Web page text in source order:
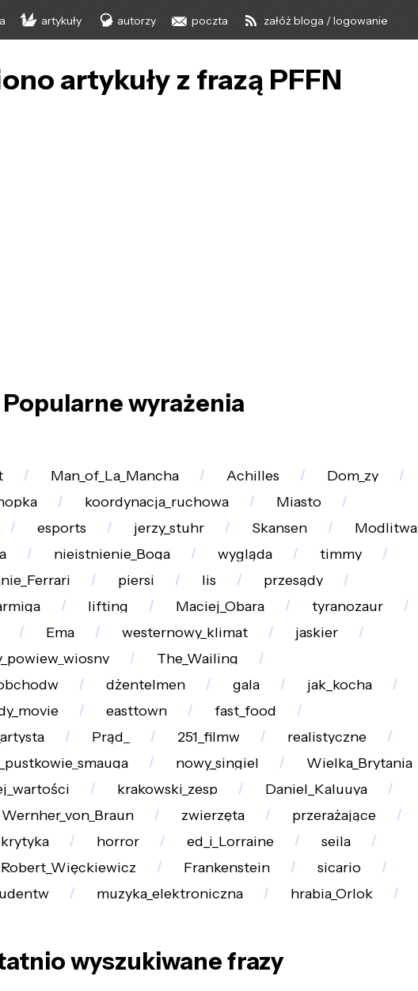
artykuły autorzy poczta załóż bloga / logowanie
artykuły z frazą PFFN
Popularne wyrażenia
Man_of_La_Mancha Achilles
Dom_zy
koordynacja_ruchowa
Miasto
esports jerzy_stuhr Skansen
Modlitwa
nieistnienie_Boga wygląda
timmy
piersi lis
przesądy
lifting Maciej_Obara
tyranozaur
Ema westernowy_klimat
jaskier
The_Wailing
dżentelmen gala
jak_kocha
easttown
fast_food
Prąd_ 251_filmw
realistyczne
nowy_singiel
Wielka_Brytania
krakowski_zesp
Daniel_Kaluuya
Wernher_von_Braun zwierzęta
przerażające
krytyka horror ed_i_Lorraine
seila
Robert_Więckiewicz Frankenstein
sicario
muzyka_elektroniczna hrabia_Orlok
wyszukiwane frazy